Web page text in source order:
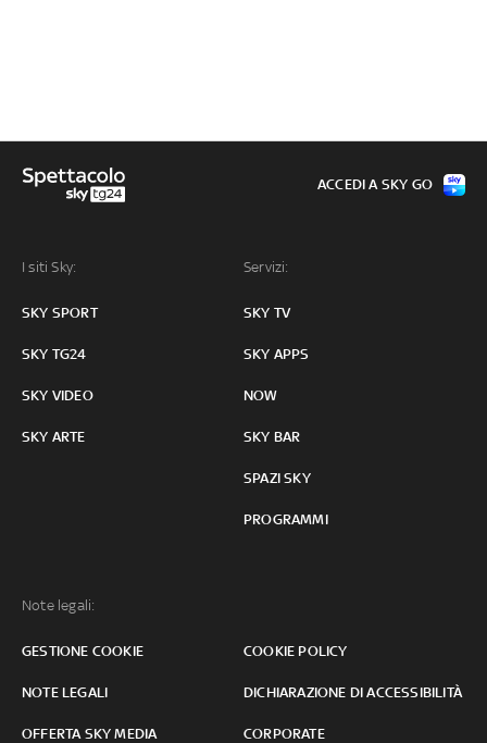
I siti Sky:
SKY SPORT
SKY TG24
SKY VIDEO
SKY ARTE
Servizi:
SKY TV
SKY APPS
NOW
SKY BAR
SPAZI SKY
PROGRAMMI
Note legali:
GESTIONE COOKIE COOKIE POLICY
NOTE LEGALI DICHIARAZIONE DI ACCESSIBILITÀ
OFFERTA SKY MEDIA CORPORATE
ACCEDI A SKY GO